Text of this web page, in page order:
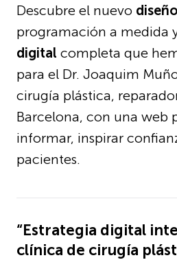
Descubre el nuevo
programación a medida
digital completa que
para el Dr. Joaquim
cirugía plástica,
Barcelona, con una web
informar, inspirar
pacientes.
“Estrategia digital
clínica de cirugía